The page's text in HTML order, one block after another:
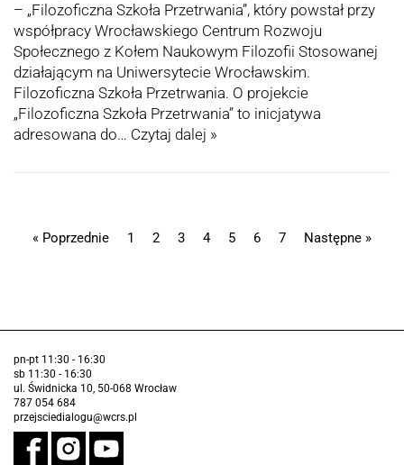
– „Filozoficzna Szkoła Przetrwania”, który powstał przy
współpracy Wrocławskiego Centrum Rozwoju
Społecznego z Kołem Naukowym Filozofii Stosowanej
działającym na Uniwersytecie Wrocławskim.
Filozoficzna Szkoła Przetrwania. O projekcie
„Filozoficzna Szkoła Przetrwania” to inicjatywa
adresowana do… Czytaj dalej »
« Poprzednie 1 2 3 4 5 6 7 Następne »
pn-pt 11:30 - 16:30
sb 11:30 - 16:30
ul. Świdnicka 10, 50-068 Wrocław
787 054 684
przejsciedialogu@wcrs.pl